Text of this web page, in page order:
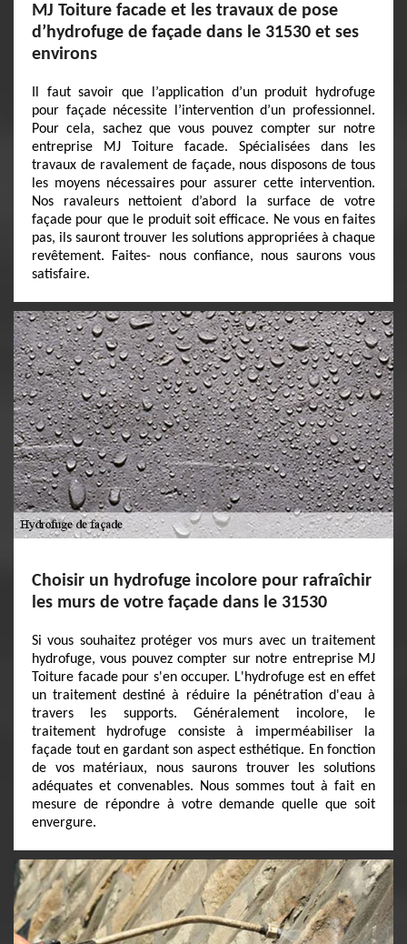
MJ Toiture facade et les travaux de pose
d’hydrofuge de façade dans le 31530 et ses
environs
Il faut savoir que l’application d’un produit hydrofuge
pour façade nécessite l’intervention d’un professionnel.
Pour cela, sachez que vous pouvez compter sur notre
entreprise MJ Toiture facade. Spécialisées dans les
travaux de ravalement de façade, nous disposons de tous
les moyens nécessaires pour assurer cette intervention.
Nos ravaleurs nettoient d’abord la surface de votre
façade pour que le produit soit efficace. Ne vous en faites
pas, ils sauront trouver les solutions appropriées à chaque
revêtement. Faites- nous confiance, nous saurons vous
satisfaire.
Choisir un hydrofuge incolore pour rafraîchir
les murs de votre façade dans le 31530
Si vous souhaitez protéger vos murs avec un traitement
hydrofuge, vous pouvez compter sur notre entreprise MJ
Toiture facade pour s'en occuper. L'hydrofuge est en effet
un traitement destiné à réduire la pénétration d'eau à
travers les supports. Généralement incolore, le
traitement hydrofuge consiste à imperméabiliser la
façade tout en gardant son aspect esthétique. En fonction
de vos matériaux, nous saurons trouver les solutions
adéquates et convenables. Nous sommes tout à fait en
mesure de répondre à votre demande quelle que soit
envergure.